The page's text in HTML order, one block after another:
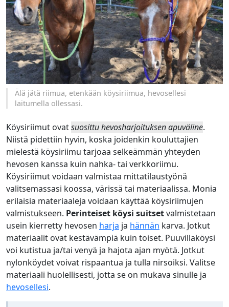
Älä jätä riimua, etenkään köysiriimua, hevosellesi
laitumella ollessasi.
Köysiriimut ovatsuosittu hevosharjoituksen apuväline.
Niistä pidettiin hyvin, koska joidenkin kouluttajien
mielestä köysiriimu tarjoaa selkeämmän yhteyden
hevosen kanssa kuin nahka- tai verkkoriimu.
Köysiriimut voidaan valmistaa mittatilaustyönä
valitsemassasi koossa, värissä tai materiaalissa. Monia
erilaisia materiaaleja voidaan käyttää köysiriimujen
valmistukseen. Perinteiset köysi suitsetvalmistetaan
usein kierretty hevosen harja ja hännän karva. Jotkut
materiaalit ovat kestävämpiä kuin toiset. Puuvillaköysi
voi kutistua ja/tai venyä ja hajota ajan myötä. Jotkut
nylonköydet voivat rispaantua ja tulla nirsoiksi. Valitse
materiaali huolellisesti, jotta se on mukava sinulle ja
hevosellesi.